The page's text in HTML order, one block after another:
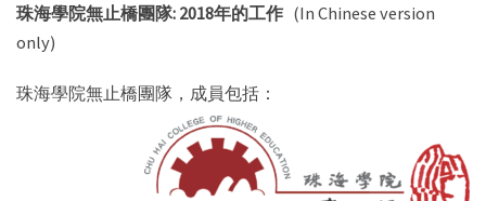
珠海學院無止橋團隊: 2018年的工作 (In Chinese version
only)
珠海學院無止橋團隊，成員包括：